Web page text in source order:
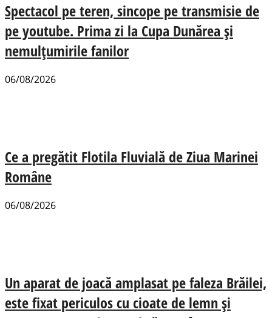
Spectacol pe teren, sincope pe transmisie de
pe youtube. Prima zi la Cupa Dunărea și
nemulțumirile fanilor
06/08/2026
Ce a pregătit Flotila Fluvială de Ziua Marinei
Române
06/08/2026
Un aparat de joacă amplasat pe faleza Brăilei,
este fixat periculos cu cioate de lemn și